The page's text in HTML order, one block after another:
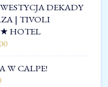
DEKADY
| TIVOLI
HOTEL
W CALPE!